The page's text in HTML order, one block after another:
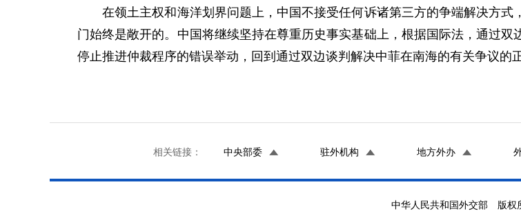
在领土主权和海洋划界问题上，中国不接受任何诉诸第三方的争端解决方式
门始终是敞开的。中国将继续坚持在尊重历史事实基础上，根据国际法，通过
停止推进仲裁程序的错误举动，回到通过双边谈判解决中菲在南海的有关争议的
相关链接： 中央部委 驻外机构 地方外办
中华人民共和国外交部 版权